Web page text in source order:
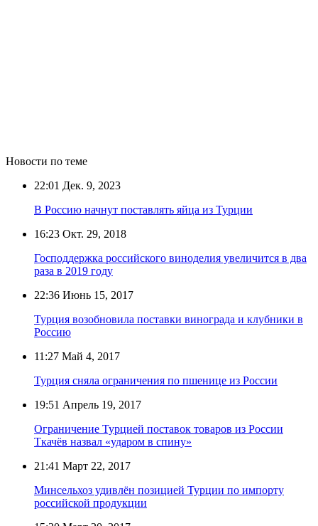
Новости по теме
22:01 Дек. 9, 2023
В Россию начнут поставлять яйца из Турции
16:23 Окт. 29, 2018
Господдержка российского виноделия увеличится в два
раза в 2019 году
22:36 Июнь 15, 2017
Турция возобновила поставки винограда и клубники в
Россию
11:27 Май 4, 2017
Турция сняла ограничения по пшенице из России
19:51 Апрель 19, 2017
Ограничение Турцией поставок товаров из России
Ткачёв назвал «ударом в спину»
21:41 Март 22, 2017
Минсельхоз удивлён позицией Турции по импорту
российской продукции